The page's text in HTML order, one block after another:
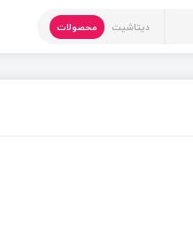
دیتاشیت محصولات